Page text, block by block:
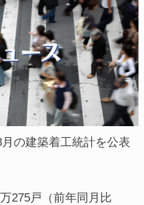
の建築着工統計を公表
275戸（前年同月比